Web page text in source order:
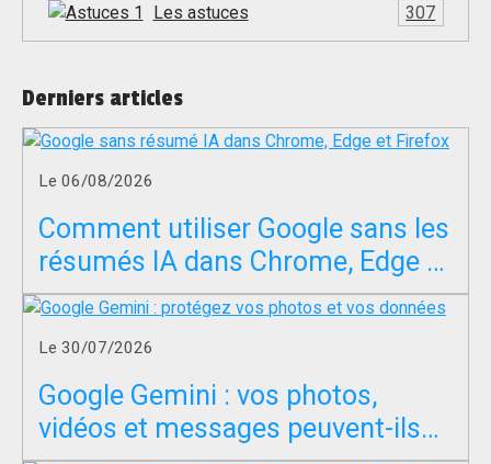
Les astuces 307
Derniers articles
Le 06/08/2026
Comment utiliser Google sans les
résumés IA dans Chrome, Edge et
Firefox ?
Le 30/07/2026
Google Gemini : vos photos,
vidéos et messages peuvent-ils